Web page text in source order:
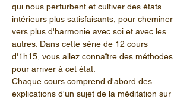
qui nous perturbent et cultiver des états
intérieurs plus satisfaisants, pour cheminer
vers plus d'harmonie avec soi et avec les
autres. Dans cette série de 12 cours
d'1h15, vous allez connaître des méthodes
pour arriver à cet état.
Chaque cours comprend d'abord des
explications d'un sujet de la méditation sur